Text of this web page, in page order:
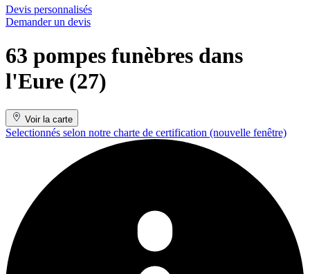
Devis personnalisés
Demander un devis
63 pompes funèbres dans
l'Eure (27)
Voir la carte
Selectionnés selon notre charte de certification (nouvelle fenêtre)